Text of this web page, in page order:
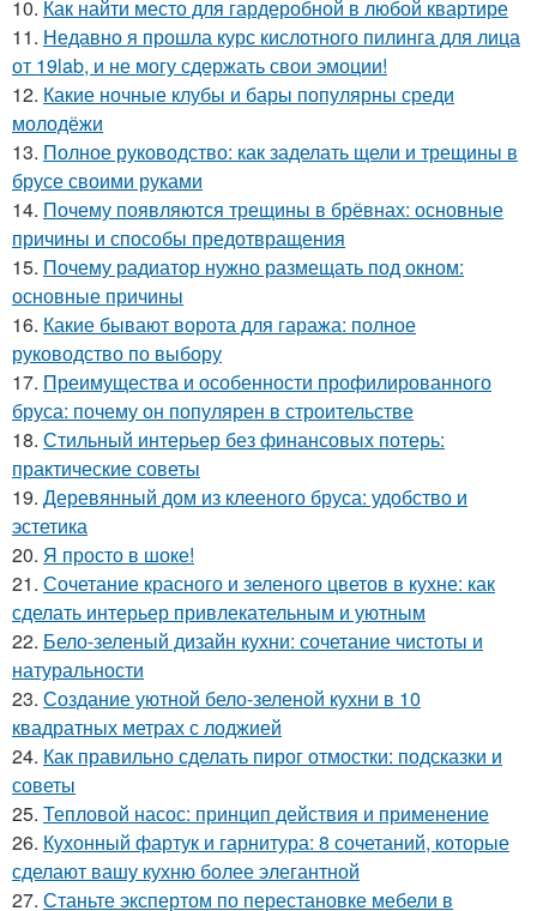
10. Как найти место для гардеробной в любой квартире
11. Недавно я прошла курс кислотного пилинга для лица
от 19lab, и не могу сдержать свои эмоции!
12. Какие ночные клубы и бары популярны среди
молодёжи
13. Полное руководство: как заделать щели и трещины в
брусе своими руками
14. Почему появляются трещины в брёвнах: основные
причины и способы предотвращения
15. Почему радиатор нужно размещать под окном:
основные причины
16. Какие бывают ворота для гаража: полное
руководство по выбору
17. Преимущества и особенности профилированного
бруса: почему он популярен в строительстве
18. Стильный интерьер без финансовых потерь:
практические советы
19. Деревянный дом из клееного бруса: удобство и
эстетика
20. Я просто в шоке!
21. Сочетание красного и зеленого цветов в кухне: как
сделать интерьер привлекательным и уютным
22. Бело-зеленый дизайн кухни: сочетание чистоты и
натуральности
23. Создание уютной бело-зеленой кухни в 10
квадратных метрах с лоджией
24. Как правильно сделать пирог отмостки: подсказки и
советы
25. Тепловой насос: принцип действия и применение
26. Кухонный фартук и гарнитура: 8 сочетаний, которые
сделают вашу кухню более элегантной
27. Станьте экспертом по перестановке мебели в